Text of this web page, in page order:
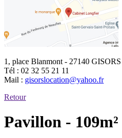
1, place Blanmont - 27140 GISORS
Tél : 02 32 55 21 11
Mail : gisorslocation@yahoo.fr
Retour
Pavillon - 109m²